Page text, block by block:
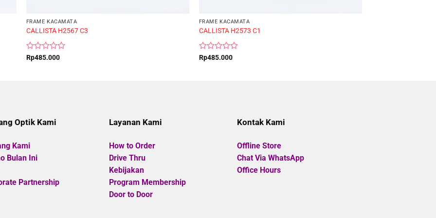
FRAME KACAMATA
CALLISTA H2567 C3
Rated
Rp485.000
FRAME KACAMATA
CALLISTA H2573 C1
Rated
Rp485.000
Optik Kami
Kami
Bulan Ini
Partnership
Layanan Kami
How to Order
Drive Thru
Kebijakan
Program Membership
Door to Door
Kontak Kami
Offline Store
Chat Via WhatsApp
Office Hours